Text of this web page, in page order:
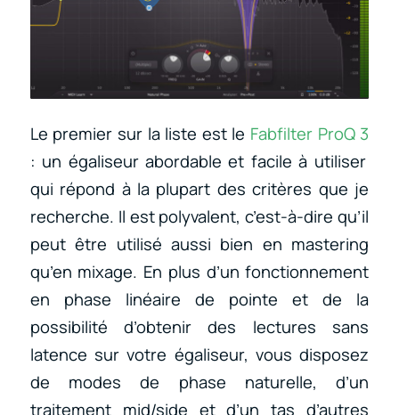
Le premier sur la liste est le Fabfilter ProQ 3
: un égaliseur abordable et facile à utiliser
qui répond à la plupart des critères que je
recherche. Il est polyvalent, c’est-à-dire qu’il
peut être utilisé aussi bien en mastering
qu’en mixage. En plus d’un fonctionnement
en phase linéaire de pointe et de la
possibilité d’obtenir des lectures sans
latence sur votre égaliseur, vous disposez
de modes de phase naturelle, d’un
traitement mid/side et d’un tas d’autres